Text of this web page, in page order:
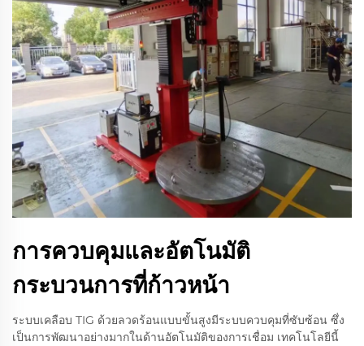
การควบคุมและอัตโนมัติ
กระบวนการที่ก้าวหน้า
ระบบเคลือบ TIG ด้วยลวดร้อนแบบขั้นสูงมีระบบควบคุมที่ซับซ้อน ซึ่ง
เป็นการพัฒนาอย่างมากในด้านอัตโนมัติของการเชื่อม เทคโนโลยีนี้